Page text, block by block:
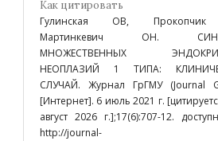
Как цитировать
Гулинская ОВ,
Мартинкевич ОН.
МНОЖЕСТВЕННЫХ
НЕОПЛАЗИЙ 1 ТИПА:
СЛУЧАЙ. Журнал ГрГМУ (Journal
[Интернет]. 6 июль 2021 г.
август 2026 г.];17(6):707-12.
http://journal-